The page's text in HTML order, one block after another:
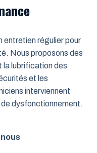
entretien régulier pour
Nous proposons des
la lubrification des
et les
interviennent
dysfonctionnement.